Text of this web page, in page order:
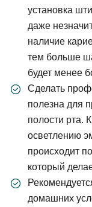
установка
даже
наличие
тем больше
будет менее
Сделать
полезна для
полости рта.
осветлению
происходит
который
домашних
ФИО